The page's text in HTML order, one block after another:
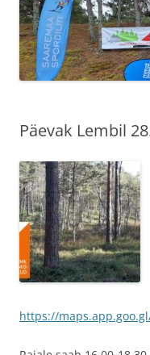
Päevak Lembil
https://